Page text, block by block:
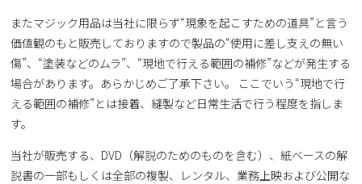
またマジック用品は当社に限らず“現象を起こすための道具”と言う
価値観のもと販売しておりますので製品の“使用に差し支えの無い
傷”、“塗装などのムラ”、“現地で行える範囲の補修”などが発生する
場合があります。あらかじめご了承下さい。 ここでいう“現地で行
える範囲の補修”とは接着、縫製など日常生活で行う程度を指しま
す。
当社が販売する、DVD（解説のためのものを含む）、紙ベースの解
説書の一部もしくは全部の複製、レンタル、業務上映および公開な